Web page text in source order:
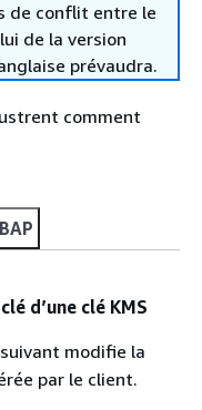
de conflit entre le
de la version
prévaudra.
comment
d’une clé KMS
suivant modifie la
par le client.